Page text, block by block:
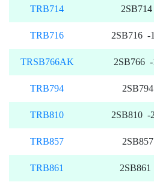
TRB714
TRB716 2SB716 -
TRSB766AK 2SB766
TRB794
TRB810 2SB810 -
TRB857
TRB861